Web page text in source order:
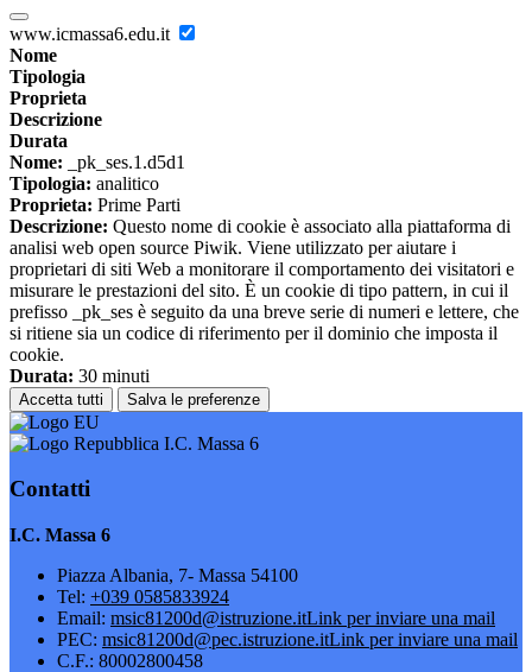
www.icmassa6.edu.it
Nome
Tipologia
Proprieta
Descrizione
Durata
Nome: _pk_ses.1.d5d1
Tipologia: analitico
Proprieta: Prime Parti
Descrizione: Questo nome di cookie è associato alla piattaforma di
analisi web open source Piwik. Viene utilizzato per aiutare i
proprietari di siti Web a monitorare il comportamento dei visitatori e
misurare le prestazioni del sito. È un cookie di tipo pattern, in cui il
prefisso _pk_ses è seguito da una breve serie di numeri e lettere, che
si ritiene sia un codice di riferimento per il dominio che imposta il
cookie.
Durata: 30 minuti
Accetta tutti Salva le preferenze
I.C. Massa 6
Contatti
I.C. Massa 6
Piazza Albania, 7- Massa 54100
Tel: +039 0585833924
Email: msic81200d@istruzione.itLink per inviare una mail
PEC: msic81200d@pec.istruzione.itLink per inviare una mail
C.F.: 80002800458